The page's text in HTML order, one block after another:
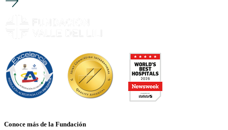
Conoce más de la Fundación